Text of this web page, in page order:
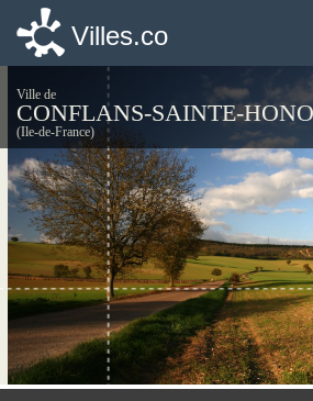
Villes.co
Ville de
CONFLANS-SAINTE-
(Ile-de-France)
Villes.co